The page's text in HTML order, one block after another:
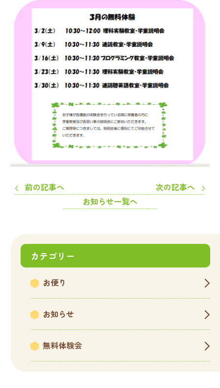
前の記事へ
お知らせ一覧へ
次の記事へ
カテゴリー
お便り
お知らせ
無料体験会